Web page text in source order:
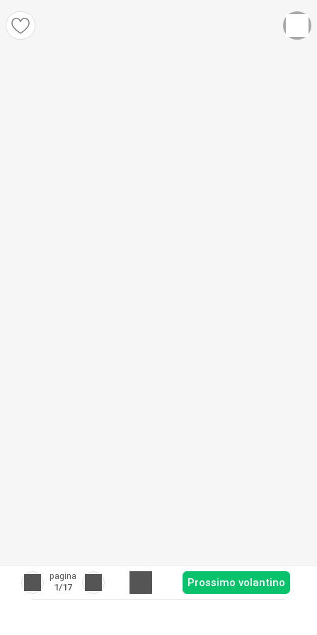
pagina
1/17 Prossimo volantino